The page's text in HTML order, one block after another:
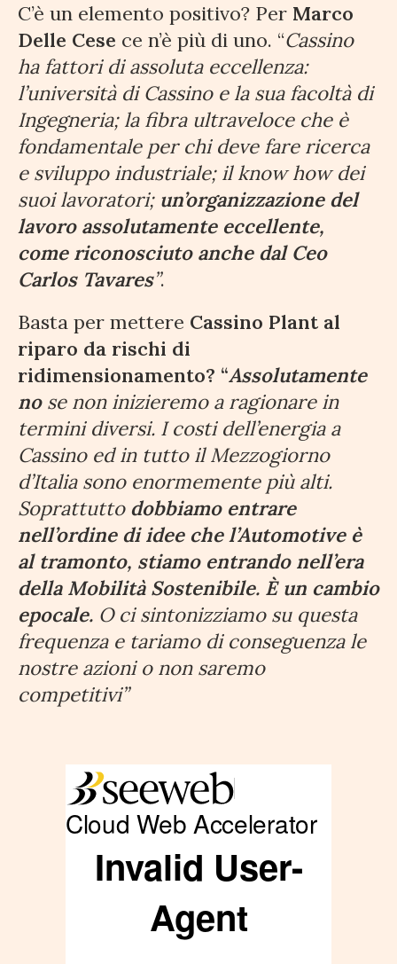
C’è un elemento positivo? Per Marco
Delle Cese ce n’è più di uno. “Cassino
ha fattori di assoluta eccellenza:
l’università di Cassino e la sua facoltà di
Ingegneria; la fibra ultraveloce che è
fondamentale per chi deve fare ricerca
e sviluppo industriale; il know how dei
suoi lavoratori; un’organizzazione del
lavoro assolutamente eccellente,
come riconosciuto anche dal Ceo
Carlos Tavares”.
Basta per mettere Cassino Plant al
riparo da rischi di
ridimensionamento? “Assolutamente
no se non inizieremo a ragionare in
termini diversi. I costi dell’energia a
Cassino ed in tutto il Mezzogiorno
d’Italia sono enormemente più alti.
Soprattutto dobbiamo entrare
nell’ordine di idee che l’Automotive è
al tramonto, stiamo entrando nell’era
della Mobilità Sostenibile. È un cambio
epocale. O ci sintonizziamo su questa
frequenza e tariamo di conseguenza le
nostre azioni o non saremo
competitivi”